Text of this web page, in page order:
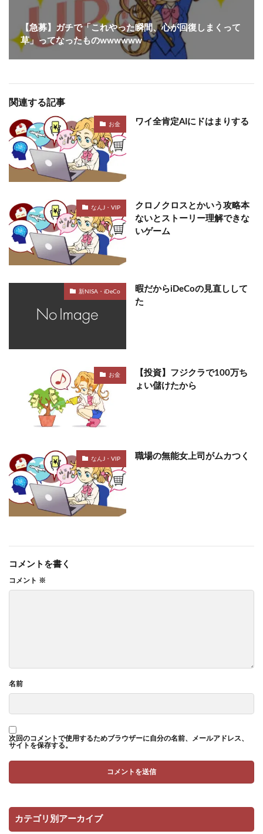
【急募】ガチで「これやった瞬間、心が回復しまくって
草」ってなったものwwwwww
関連する記事
お金 ワイ全肯定AIにドはまりする
なんJ・VIP
クロノクロスとかいう攻略本
ないとストーリー理解できな
いゲーム
新NISA・iDeCo
暇だからiDeCoの見直しして
た
お金
【投資】フジクラで100万ち
ょい儲けたから
なんJ・VIP 職場の無能女上司がムカつく
コメントを書く
コメント ※
名前
次回のコメントで使用するためブラウザーに自分の名前、メールアドレス、
サイトを保存する。
カテゴリ別アーカイブ